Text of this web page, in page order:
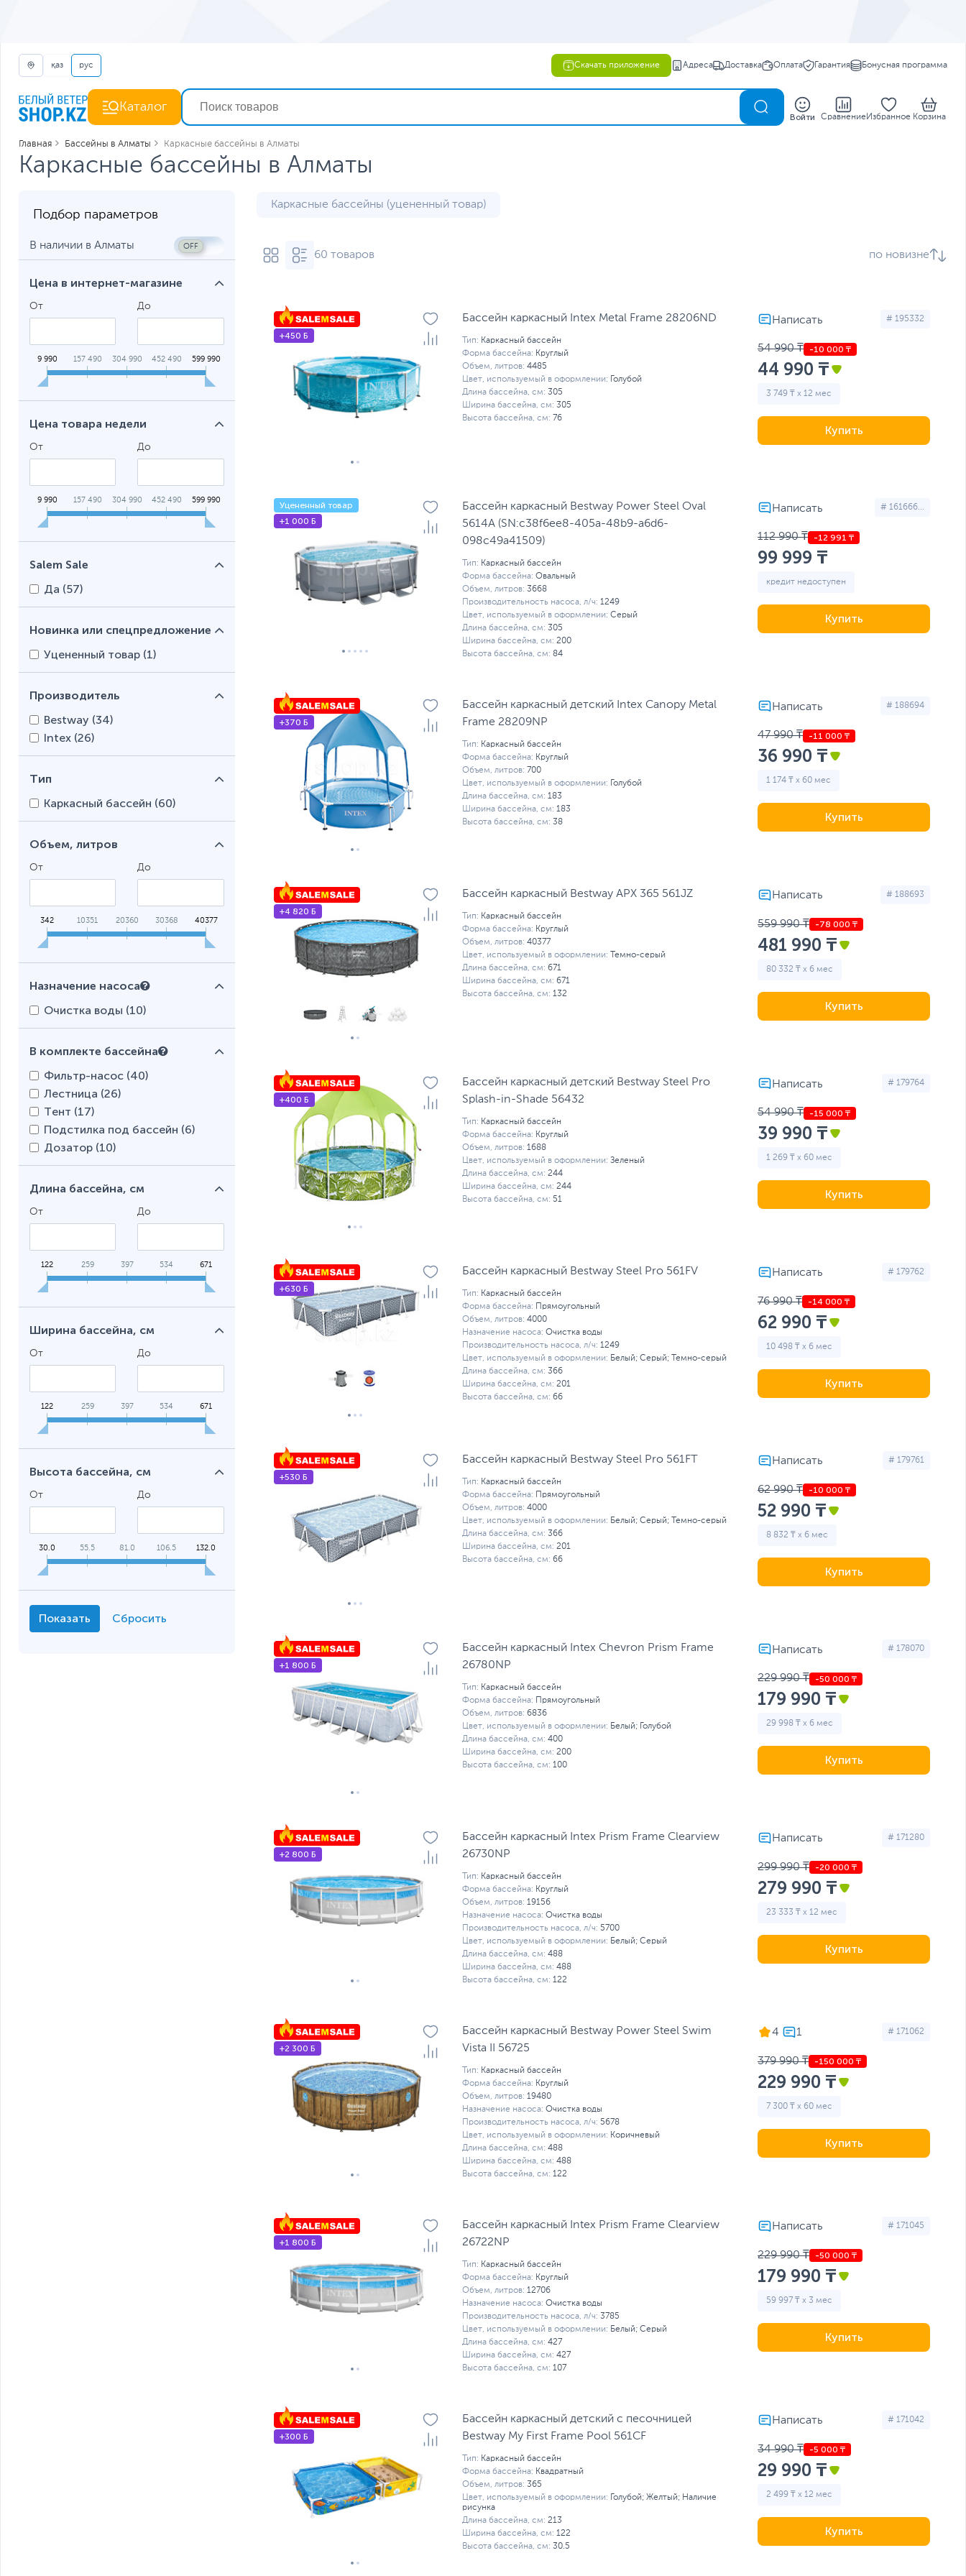
қаз рус Скачать приложение Адреса Доставка Оплата Гарантия Бонусная программа
Каталог
Войти Сравнение Избранное Корзина
Главная Бассейны в Алматы Каркасные бассейны в Алматы
Каркасные бассейны в Алматы
Подбор параметров
В наличии в Алматы
Цена в интернет-магазине
От До
9 990 157 490 304 990 452 490 599 990
Цена товара недели
От До
9 990 157 490 304 990 452 490 599 990
Salem Sale
Да (57)
Новинка или спецпредложение
Уцененный товар (1)
Производитель
Bestway (34)
Intex (26)
Тип
Каркасный бассейн (60)
Объем, литров
От До
342 10351 20360 30368 40377
Назначение насоса
Очистка воды (10)
В комплекте бассейна
Фильтр-насос (40)
Лестница (26)
Тент (17)
Подстилка под бассейн (6)
Дозатор (10)
Длина бассейна, см
От До
122 259 397 534 671
Ширина бассейна, см
От До
122 259 397 534 671
Высота бассейна, см
От До
30.0 55.5 81.0 106.5 132.0
Каркасные бассейны (уцененный товар)
60 товаров по новизне
+450 Б
Бассейн каркасный Intex Metal Frame 28206ND
Тип: Каркасный бассейн
Форма бассейна: Круглый
Объем, литров: 4485
Цвет, используемый в оформлении:
Голубой
Длина бассейна, см: 305
Ширина бассейна, см: 305
Высота бассейна, см: 76
# 195332
54 990 ₸
44 990 ₸
3 749 ₸ x 12 мес
Купить
Уцененный товар
+1 000 Б
Бассейн каркасный Bestway Power Steel Oval
5614A (SN:c38f6ee8-405a-48b9-a6d6-
098c49a41509)
Тип: Каркасный бассейн
Форма бассейна: Овальный
Объем, литров: 3668
Производительность насоса, л/ч: 1249
Цвет, используемый в оформлении: Серый
Длина бассейна, см: 305
Ширина бассейна, см: 200
Высота бассейна, см: 84
# 161666...
112 990 ₸
99 999 ₸
кредит недоступен
Купить
+370 Б
Бассейн каркасный детский Intex Canopy Metal
Frame 28209NP
Тип: Каркасный бассейн
Форма бассейна: Круглый
Объем, литров: 700
Цвет, используемый в оформлении:
Голубой
Длина бассейна, см: 183
Ширина бассейна, см: 183
Высота бассейна, см: 38
# 188694
47 990 ₸
36 990 ₸
1 174 ₸ x 60 мес
Купить
+4 820 Б
Бассейн каркасный Bestway APX 365 561JZ
Тип: Каркасный бассейн
Форма бассейна: Круглый
Объем, литров: 40377
Цвет, используемый в оформлении:
Темно-серый
Длина бассейна, см: 671
Ширина бассейна, см: 671
Высота бассейна, см: 132
# 188693
559 990 ₸
481 990 ₸
80 332 ₸ x 6 мес
Купить
+400 Б
Бассейн каркасный детский Bestway Steel Pro
Splash-in-Shade 56432
Тип: Каркасный бассейн
Форма бассейна: Круглый
Объем, литров: 1688
Цвет, используемый в оформлении: Зеленый
Длина бассейна, см: 244
Ширина бассейна, см: 244
Высота бассейна, см: 51
# 179764
54 990 ₸
39 990 ₸
1 269 ₸ x 60 мес
Купить
+630 Б
Бассейн каркасный Bestway Steel Pro 561FV
Тип: Каркасный бассейн
Форма бассейна:
Прямоугольный
Объем, литров: 4000
Назначение насоса: Очистка воды
Производительность насоса, л/ч: 1249
Цвет, используемый в оформлении: Белый; Серый; Темно-серый
Длина бассейна, см: 366
Ширина бассейна, см: 201
Высота бассейна, см: 66
# 179762
76 990 ₸
62 990 ₸
10 498 ₸ x 6 мес
Купить
+530 Б
Бассейн каркасный Bestway Steel Pro 561FT
Тип: Каркасный бассейн
Форма бассейна:
Прямоугольный
Объем, литров: 4000
Цвет, используемый в оформлении: Белый; Серый; Темно-серый
Длина бассейна, см: 366
Ширина бассейна, см: 201
Высота бассейна, см: 66
# 179761
62 990 ₸
52 990 ₸
8 832 ₸ x 6 мес
Купить
+1 800 Б
Бассейн каркасный Intex Сhevron Prism Frame
26780NP
Тип: Каркасный бассейн
Форма бассейна:
Прямоугольный
Объем, литров: 6836
Цвет, используемый в оформлении: Белый; Голубой
Длина бассейна, см: 400
Ширина бассейна, см: 200
Высота бассейна, см: 100
# 178070
229 990 ₸
179 990 ₸
29 998 ₸ x 6 мес
Купить
+2 800 Б
Бассейн каркасный Intex Prism Frame Clearview
26730NP
Тип: Каркасный бассейн
Форма бассейна: Круглый
Объем, литров: 19156
Назначение насоса: Очистка воды
Производительность насоса, л/ч: 5700
Цвет, используемый в оформлении: Белый; Серый
Длина бассейна, см: 488
Ширина бассейна, см: 488
Высота бассейна, см: 122
# 171280
299 990 ₸
279 990 ₸
23 333 ₸ x 12 мес
Купить
+2 300 Б
Бассейн каркасный Bestway Power Steel Swim
Vista II 56725
Тип: Каркасный бассейн
Форма бассейна: Круглый
Объем, литров: 19480
Назначение насоса: Очистка воды
Производительность насоса, л/ч: 5678
Цвет, используемый в оформлении: Коричневый
Длина бассейна, см: 488
Ширина бассейна, см: 488
Высота бассейна, см: 122
4 # 171062
379 990 ₸
229 990 ₸
7 300 ₸ x 60 мес
Купить
+1 800 Б
Бассейн каркасный Intex Prism Frame Clearview
26722NP
Тип: Каркасный бассейн
Форма бассейна: Круглый
Объем, литров: 12706
Назначение насоса: Очистка воды
Производительность насоса, л/ч: 3785
Цвет, используемый в оформлении: Белый; Серый
Длина бассейна, см: 427
Ширина бассейна, см: 427
Высота бассейна, см: 107
# 171045
229 990 ₸
179 990 ₸
59 997 ₸ x 3 мес
Купить
+300 Б
Бассейн каркасный детский с песочницей
Bestway My First Frame Pool 561CF
Тип: Каркасный бассейн
Форма бассейна: Квадратный
Объем, литров: 365
Цвет, используемый в оформлении:
Голубой; Желтый; Наличие
рисунка
Длина бассейна, см: 213
Ширина бассейна, см: 122
Высота бассейна, см: 30.5
# 171042
34 990 ₸
29 990 ₸
2 499 ₸ x 12 мес
Купить